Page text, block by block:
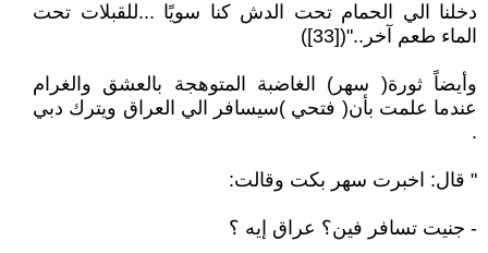
دخلنا الي الحمام تحت الدش كنا سويًا ...للقبلات تحت
الماء طعم آخر.."([33])
وأيضاً ثورة( سهر) الغاضبة المتوهجة بالعشق والغرام
عندما علمت بأن( فتحي )سيسافر الي العراق ويترك دبي
.
" قال: اخبرت سهر بكت وقالت:
- جنيت تسافر فين؟ عراق إيه ؟